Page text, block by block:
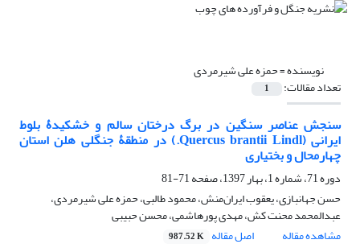
نویسنده =حمزه علی شیرمردی
تعداد مقالات: 1
سنجش عناصر سنگین در برگ درختان سالم و خشکیدۀ بلوط
ایرانی (Quercus brantii Lindl.) در منطقۀ جنگلی هلن استان
چهارمحال و بختیاری
دوره 71، شماره 1، بهار 1397، صفحه
71-81
حسن جهانبازی، یعقوب ایران‌منش، محمود طالبی، حمزه علی شیرمردی،
عبدالمحمد محنت کش، مهدی پورهاشمی، محسن حبیبی
مشاهده مقاله
اصل مقاله 987.52 K